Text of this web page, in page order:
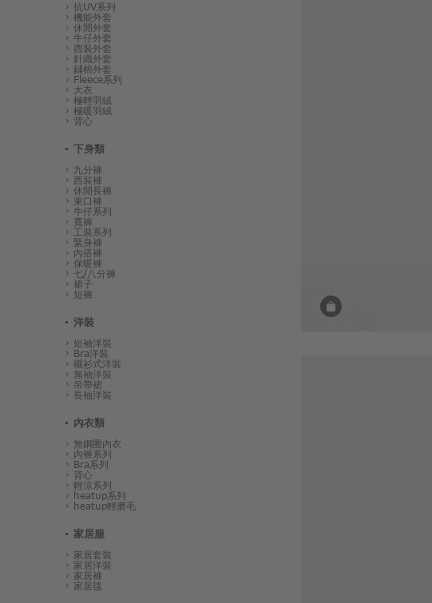
抗UV系列
機能外套
休閒外套
牛仔外套
西裝外套
針織外套
鋪棉外套
Fleece系列
大衣
極輕羽絨
極暖羽絨
背心
下身類
九分褲
西裝褲
休閒長褲
束口褲
牛仔系列
寬褲
工裝系列
緊身褲
內搭褲
保暖褲
七/八分褲
裙子
短褲
洋裝
短袖洋裝
Bra洋裝
襯衫式洋裝
無袖洋裝
吊帶裙
長袖洋裝
內衣類
無鋼圈內衣
內褲系列
Bra系列
背心
輕涼系列
heatup系列
heatup輕磨毛
家居服
家居套裝
家居洋裝
家居褲
家居毯